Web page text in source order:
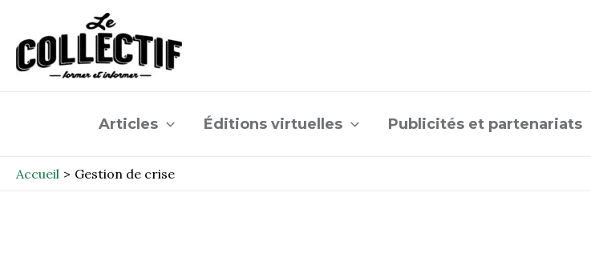
contenu
Articles Éditions virtuelles Publicités et partenariats
Accueil Gestion de crise